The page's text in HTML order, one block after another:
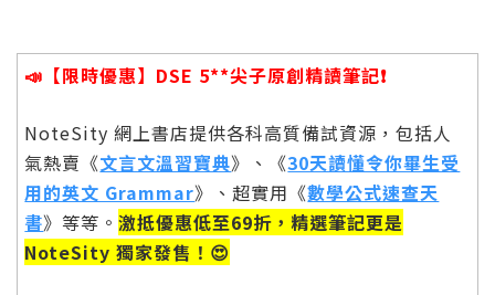
📣【限時優惠】DSE 5**尖子原創精讀筆記❗️
NoteSity 網上書店提供各科高質備試資源，包括人
氣熱賣《文言文溫習寶典》、《30天讀懂令你畢生受
用的英文 Grammar》、超實用《數學公式速查天
書》等等。激抵優惠低至69折，精選筆記更是
NoteSity 獨家發售！😍